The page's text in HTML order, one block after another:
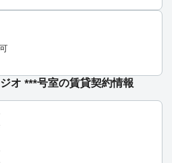
オ ***号室の賃貸契約情報